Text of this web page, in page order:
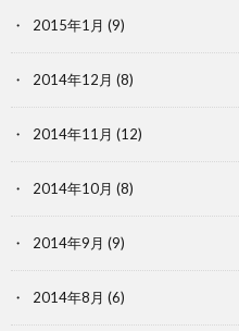
2015年1月 (9)
2014年12月 (8)
2014年11月 (12)
2014年10月 (8)
2014年9月 (9)
2014年8月 (6)